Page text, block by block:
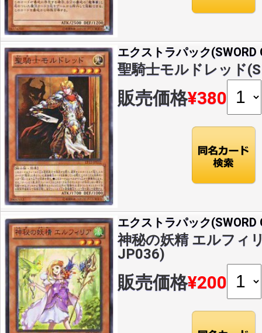
エクストラパック(SWORD
聖騎士モルドレッド
販売価格¥380
エクストラパック(SWORD
神秘の妖精 エルフィ
JP036)
販売価格¥200